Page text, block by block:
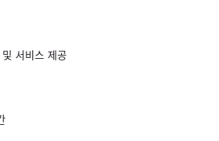
서비스 제공